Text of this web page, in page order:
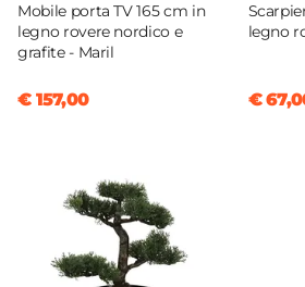
Mobile porta TV 165 cm in
legno rovere nordico e
grafite - Maril
€ 157,00
legno
€